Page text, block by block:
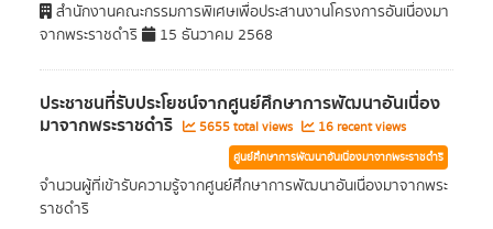
สำนักงานคณะกรรมการพิเศษเพื่อประสานงานโครงการอันเนื่องมา
จากพระราชดำริ
15 ธันวาคม 2568
ประชาชนที่รับประโยชน์จากศูนย์ศึกษาการพัฒนาอันเนื่อง
มาจากพระราชดำริ 5655 total views 16 recent views
ศูนย์ศึกษาการพัฒนาอันเนื่องมาจากพระราชดำริ
จำนวนผู้ที่เข้ารับความรู้จากศูนย์ศึกษาการพัฒนาอันเนื่องมาจากพระ
ราชดำริ